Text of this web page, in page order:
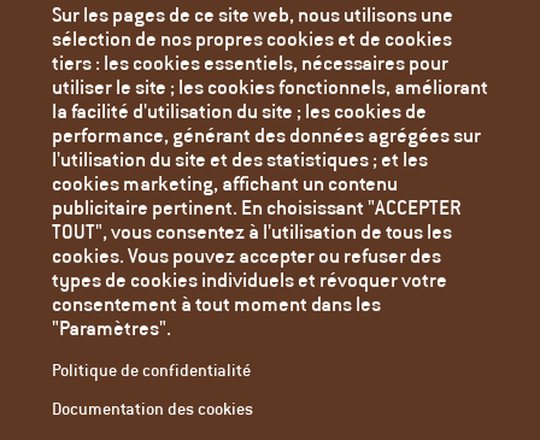
Toutes les actualités
Contact
Mentions Légales
Politique de confidentialité
Paramètres des cookies
Sur les pages de ce site web, nous utilisons une
sélection de nos propres cookies et de cookies
tiers : les cookies essentiels, nécessaires pour
utiliser le site ; les cookies fonctionnels, améliorant
la facilité d'utilisation du site ; les cookies de
performance, générant des données agrégées sur
l'utilisation du site et des statistiques ; et les
cookies marketing, affichant un contenu
publicitaire pertinent. En choisissant "ACCEPTER
TOUT", vous consentez à l'utilisation de tous les
cookies. Vous pouvez accepter ou refuser des
types de cookies individuels et révoquer votre
consentement à tout moment dans les
"Paramètres".
Politique de confidentialité
Documentation des cookies